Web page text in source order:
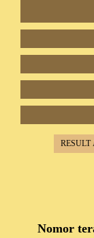
Nomor